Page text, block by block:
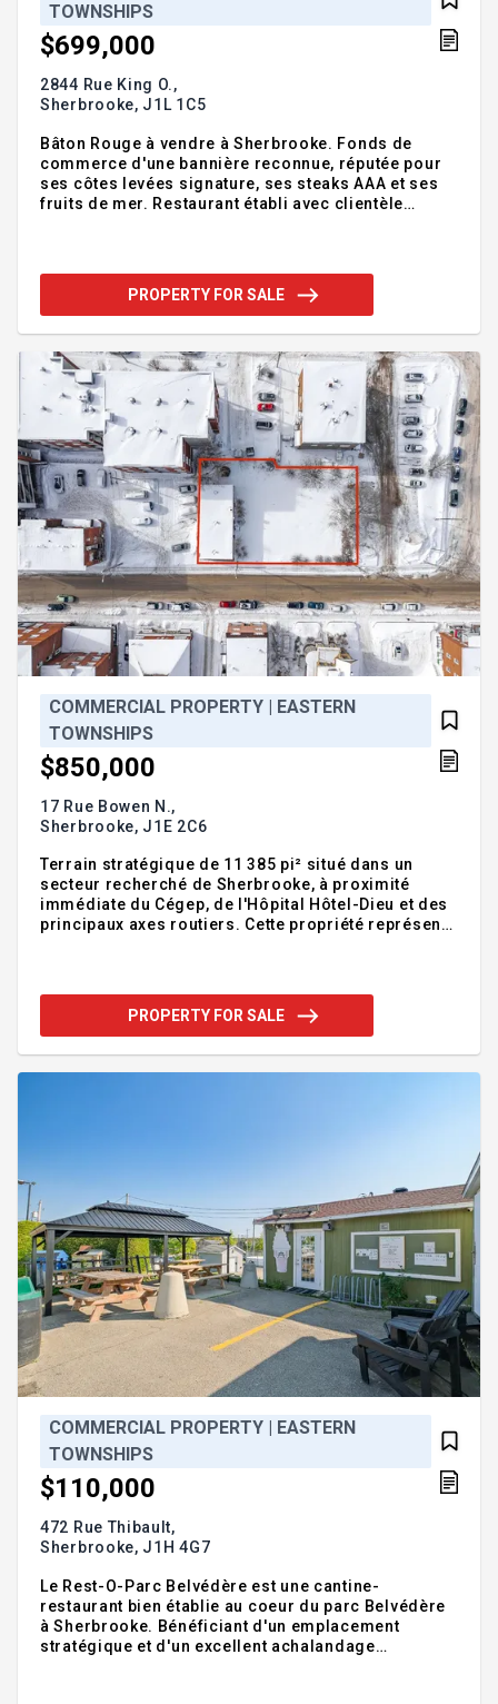
TOWNSHIPS
$699,000
2844 Rue King O.,
Sherbrooke, J1L 1C5
Bâton Rouge à vendre à Sherbrooke. Fonds de
commerce d'une bannière reconnue, réputée pour
ses côtes levées signature, ses steaks AAA et ses
fruits de mer. Restaurant établi avec clientèle
d'accompagnement par le vendeur afin de faciliter
la transition. Vente du fonds de commerce
dernières années): environ 2,78 M$ - Volume
d'affaires stable - Information
PROPERTY FOR SALE
COMMERCIAL PROPERTY | EASTERN
TOWNSHIPS
$850,000
17 Rue Bowen N.,
Sherbrooke, J1E 2C6
Terrain stratégique de 11 385 pi² situé dans un
secteur recherché de Sherbrooke, à proximité
immédiate du Cégep, de l'Hôpital Hôtel-Dieu et des
principaux axes routiers. Cette propriété représente
la Ville de Sherbrooke. Des plans volumétriques
ainsi que des plans d'architecte sont disponibles,
PROPERTY FOR SALE
COMMERCIAL PROPERTY | EASTERN
TOWNSHIPS
$110,000
472 Rue Thibault,
Sherbrooke, J1H 4G7
Le Rest-O-Parc Belvédère est une cantine-
restaurant bien établie au coeur du parc Belvédère
à Sherbrooke. Bénéficiant d'un emplacement
stratégique et d'un excellent achalandage